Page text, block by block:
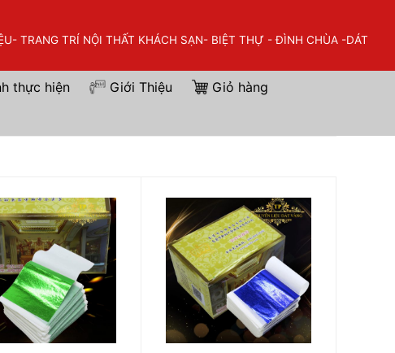
TRANG TRÍ NỘI THẤT KHÁCH SẠN- BIỆT THỰ - ĐÌNH CHÙA -DÁT
thực hiện Giới Thiệu
Giỏ hàng